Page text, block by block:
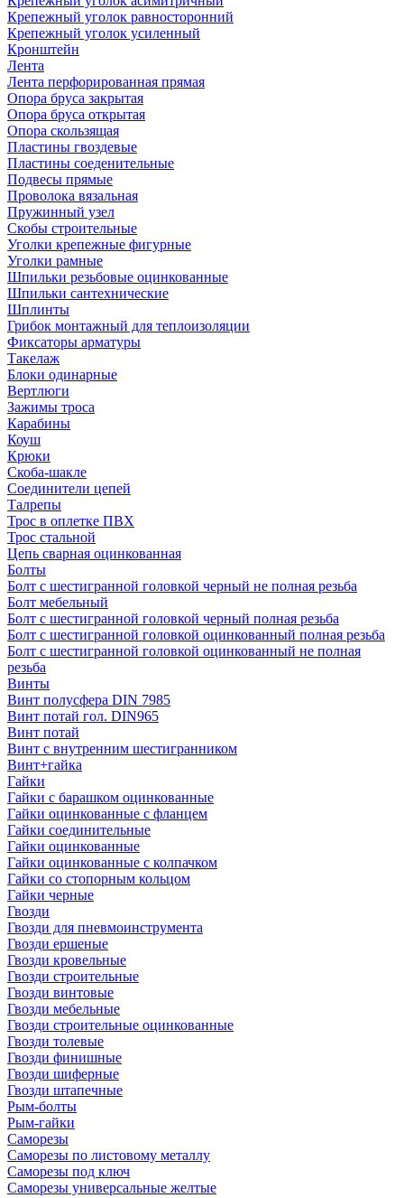
Крепежный уголок равносторонний
Крепежный уголок усиленный
Кронштейн
Лента
Лента перфорированная прямая
Опора бруса закрытая
Опора бруса открытая
Опора скользящая
Пластины гвоздевые
Пластины соеденительные
Подвесы прямые
Проволока вязальная
Пружинный узел
Скобы строительные
Уголки крепежные фигурные
Уголки рамные
Шпильки резьбовые оцинкованные
Шпильки сантехнические
Шплинты
Грибок монтажный для теплоизоляции
Фиксаторы арматуры
Такелаж
Блоки одинарные
Вертлюги
Зажимы троса
Карабины
Коуш
Крюки
Скоба-шакле
Соединители цепей
Талрепы
Трос в оплетке ПВХ
Трос стальной
Цепь сварная оцинкованная
Болты
Болт с шестигранной головкой черный не полная резьба
Болт мебельный
Болт с шестигранной головкой черный полная резьба
Болт с шестигранной головкой оцинкованный полная резьба
Болт с шестигранной головкой оцинкованный не полная
резьба
Винты
Винт полусфера DIN 7985
Винт потай гол. DIN965
Винт потай
Винт с внутренним шестигранником
Винт+гайка
Гайки
Гайки с барашком оцинкованные
Гайки оцинкованные с фланцем
Гайки соединительные
Гайки оцинкованные
Гайки оцинкованные с колпачком
Гайки со стопорным кольцом
Гайки черные
Гвозди
Гвозди для пневмоинструмента
Гвозди ершеные
Гвозди кровельные
Гвозди строительные
Гвозди винтовые
Гвозди мебельные
Гвозди строительные оцинкованные
Гвозди толевые
Гвозди финишные
Гвозди шиферные
Гвозди штапечные
Рым-болты
Рым-гайки
Саморезы
Саморезы по листовому металлу
Саморезы под ключ
Саморезы универсальные желтые